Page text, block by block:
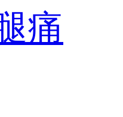
痛